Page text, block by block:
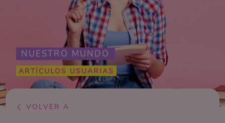
NUESTRO MUNDO
ARTÍCULOS USUARIAS
VOLVER A